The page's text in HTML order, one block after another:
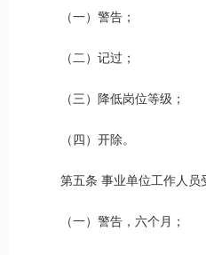
（一）警告；
（二）记过；
（三）降低岗位等级；
（四）开除。
第五条 事业单位工作人员
（一）警告，六个月；